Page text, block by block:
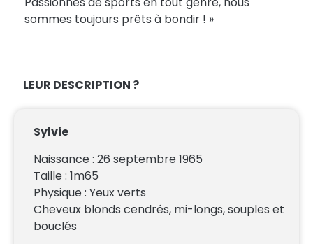
sommes toujours prêts à bondir ! »
LEUR DESCRIPTION ?
Sylvie
Naissance : 26 septembre 1965
Taille : 1m65
Physique : Yeux verts
Cheveux blonds cendrés, mi-longs, souples et
bouclés